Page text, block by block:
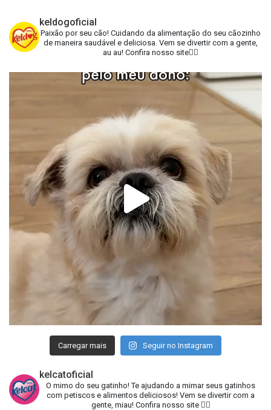
keldogoficial
Paixão por seu cão! Cuidando da alimentação do seu cãozinho
de maneira saudável e deliciosa. Vem se divertir com a gente,
au au! Confira nosso site👇🏻
Carregar mais Seguir no Instagram
kelcatoficial
O mimo do seu gatinho!Te ajudando a mimar seus gatinhos
com petiscos e alimentos deliciosos! Vem se divertir com a
gente, miau!Confira nosso site 👇🏻